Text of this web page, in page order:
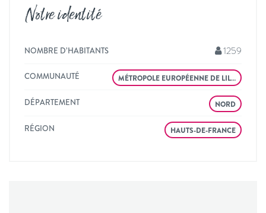
Notre identité
NOMBRE D’HABITANTS 1259
COMMUNAUTÉ MÉTROPOLE EUROPÉENNE DE LIL…
DÉPARTEMENT NORD
RÉGION HAUTS-DE-FRANCE